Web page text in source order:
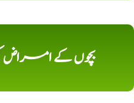
بچوں کے امراض